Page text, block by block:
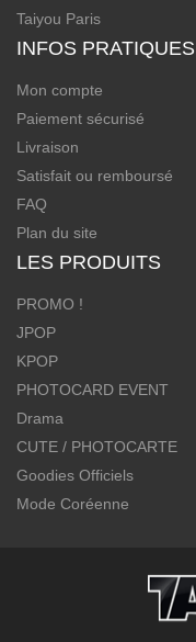
Taiyou Paris
INFOS PRATIQUES
Mon compte
Paiement sécurisé
Livraison
Satisfait ou remboursé
FAQ
Plan du site
LES PRODUITS
PROMO !
JPOP
KPOP
PHOTOCARD EVENT
Drama
CUTE / PHOTOCARTE
Goodies Officiels
Mode Coréenne